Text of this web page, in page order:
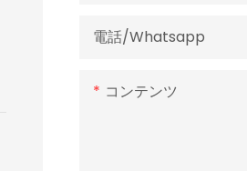
電話/whatsapp
コンテンツ